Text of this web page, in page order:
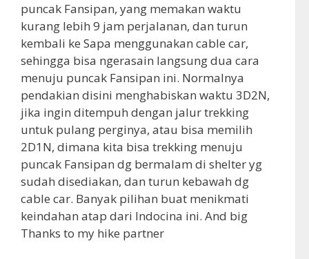
puncak Fansipan, yang memakan waktu
kurang lebih 9 jam perjalanan, dan turun
kembali ke Sapa menggunakan cable car,
sehingga bisa ngerasain langsung dua cara
menuju puncak Fansipan ini. Normalnya
pendakian disini menghabiskan waktu 3D2N,
jika ingin ditempuh dengan jalur trekking
untuk pulang perginya, atau bisa memilih
2D1N, dimana kita bisa trekking menuju
puncak Fansipan dg bermalam di shelter yg
sudah disediakan, dan turun kebawah dg
cable car. Banyak pilihan buat menikmati
keindahan atap dari Indocina ini. And big
Thanks to my hike partner